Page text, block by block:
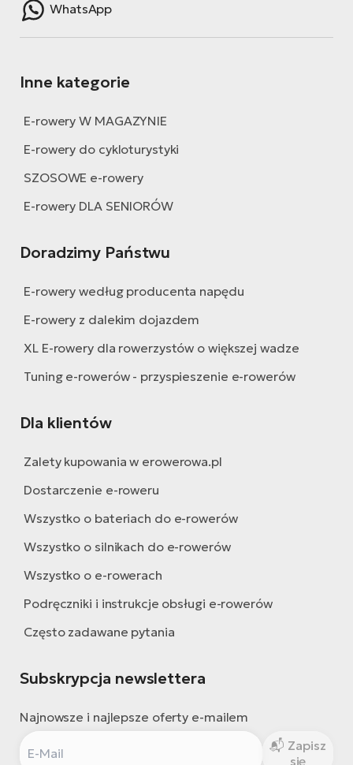
WhatsApp
Inne kategorie
E-rowery W MAGAZYNIE
E-rowery do cykloturystyki
SZOSOWE e-rowery
E-rowery DLA SENIORÓW
Doradzimy Państwu
E-rowery według producenta napędu
E-rowery z dalekim dojazdem
XL E-rowery dla rowerzystów o większej wadze
Tuning e-rowerów - przyspieszenie e-rowerów
Dla klientów
Zalety kupowania w erowerowa.pl
Dostarczenie e-roweru
Wszystko o bateriach do e-rowerów
Wszystko o silnikach do e-rowerów
Wszystko o e-rowerach
Podręczniki i instrukcje obsługi e-rowerów
Często zadawane pytania
Subskrypcja newslettera
Najnowsze i najlepsze oferty e-mailem
się